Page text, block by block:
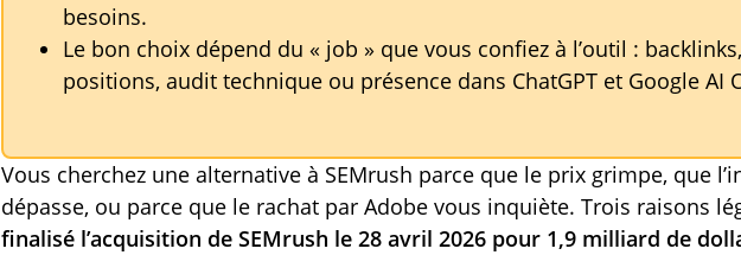
besoins.
Le bon choix dépend du « job » que vous confiez à l’outil :
positions, audit technique ou présence dans ChatGPT et Google AI
Vous cherchez une alternative à SEMrush parce que le prix grimpe, que
dépasse, ou parce que le rachat par Adobe vous inquiète. Trois raisons
finalisé l’acquisition de SEMrush le 28 avril 2026 pour 1,9 milliard de